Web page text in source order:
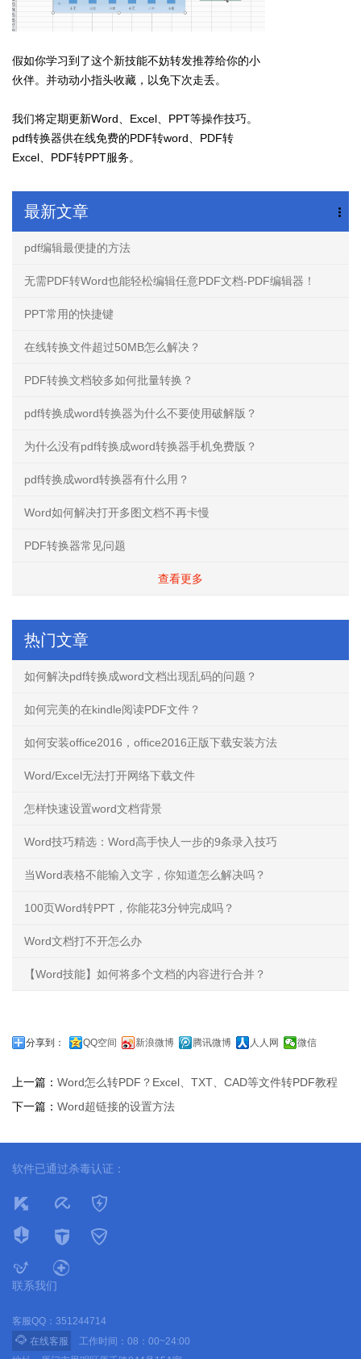
假如你学习到了这个新技能不妨转发推荐给你的小
伙伴。并动动小指头收藏，以免下次走丢。
我们将定期更新Word、Excel、PPT等操作技巧。
pdf转换器供在线免费的PDF转word、PDF转
Excel、PDF转PPT服务。
最新文章
pdf编辑最便捷的方法
无需PDF转Word也能轻松编辑任意PDF文档-PDF编辑器！
PPT常用的快捷键
在线转换文件超过50MB怎么解决？
PDF转换文档较多如何批量转换？
pdf转换成word转换器为什么不要使用破解版？
为什么没有pdf转换成word转换器手机免费版？
pdf转换成word转换器有什么用？
Word如何解决打开多图文档不再卡慢
PDF转换器常见问题
查看更多
热门文章
如何解决pdf转换成word文档出现乱码的问题？
如何完美的在kindle阅读PDF文件？
如何安装office2016，office2016正版下载安装方法
Word/Excel无法打开网络下载文件
怎样快速设置word文档背景
Word技巧精选：Word高手快人一步的9条录入技巧
当Word表格不能输入文字，你知道怎么解决吗？
100页Word转PPT，你能花3分钟完成吗？
Word文档打不开怎么办
【Word技能】如何将多个文档的内容进行合并？
分享到： QQ空间 新浪微博 腾讯微博 人人网 微信
上一篇： Word怎么转PDF？Excel、TXT、CAD等文件转PDF教程
下一篇： Word超链接的设置方法
软件已通过杀毒认证：
联系我们
客服QQ：351244714
 在线客服
工作时间：08：00~24:00